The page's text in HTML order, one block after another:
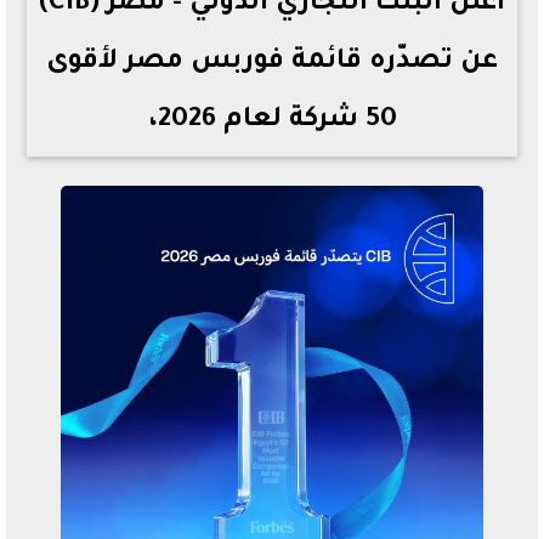
عن تصدّره قائمة فوربس مصر لأقوى
50 شركة لعام 2026،